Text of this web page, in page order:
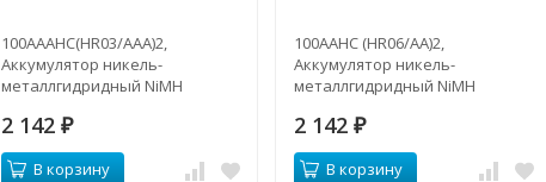
100AAAHC(HR03/ААА)2,
Аккумулятор никель-
металлгидридный NiMH
2 142 ₽
В корзину
100AAHC (HR06/АА)2,
Аккумулятор никель-
металлгидридный NiMH
2 142₽
В корзину